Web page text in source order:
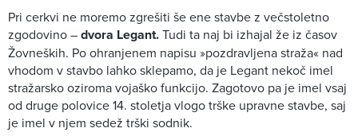
Pri cerkvi ne moremo zgrešiti še ene stavbe z večstoletno
zgodovino –dvora Legant.Tudi ta naj bi izhajal že iz časov
Žovneških. Po ohranjenem napisu »pozdravljena straža« nad
vhodom v stavbo lahko sklepamo, da je Legant nekoč imel
stražarsko oziroma vojaško funkcijo. Zagotovo pa je imel vsaj
od druge polovice 14. stoletja vlogo trške upravne stavbe, saj
je imel v njem sedež trški sodnik.